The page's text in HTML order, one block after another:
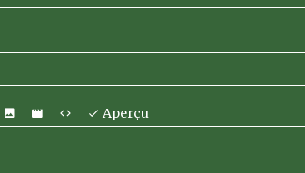
Aperçu